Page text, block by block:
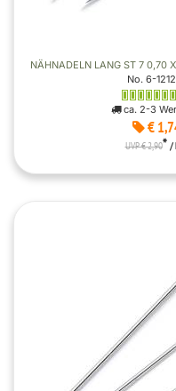
NÄHNADELN LANG ST 7 0,70
No. 6-
ca. 2-3
€
UVP € 2,90* /